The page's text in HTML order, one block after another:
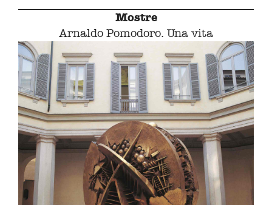
Mostre
Arnaldo Pomodoro. Una vita